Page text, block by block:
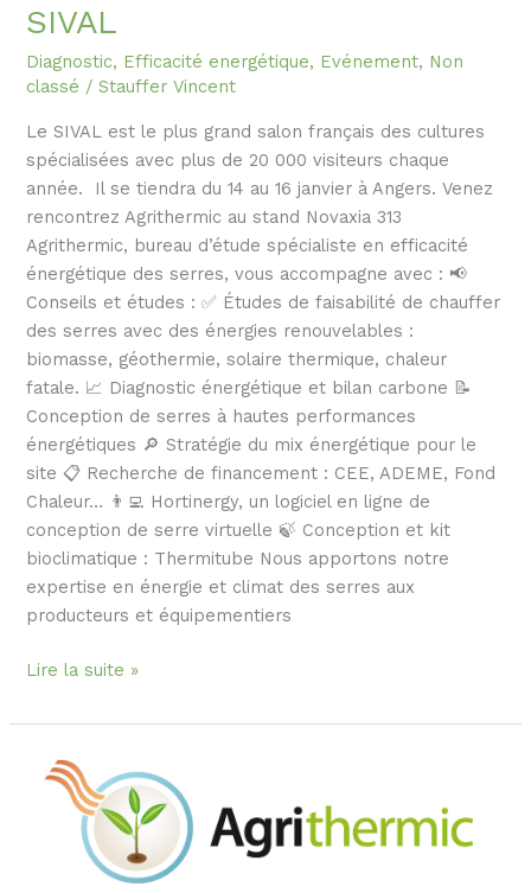
SIVAL
Diagnostic, Efficacité energétique, Evénement, Non
classé /Stauffer Vincent
Le SIVAL est le plus grand salon français des cultures
spécialisées avec plus de 20 000 visiteurs chaque
année. Il se tiendra du 14 au 16 janvier à Angers. Venez
rencontrez Agrithermic au stand Novaxia 313
Agrithermic, bureau d’étude spécialiste en efficacité
énergétique des serres, vous accompagne avec : 📢
Conseils et études : ✅ Études de faisabilité de chauffer
des serres avec des énergies renouvelables :
biomasse, géothermie, solaire thermique, chaleur
fatale. 📈 Diagnostic énergétique et bilan carbone 📝
Conception de serres à hautes performances
énergétiques 🔎 Stratégie du mix énergétique pour le
site 📋 Recherche de financement : CEE, ADEME, Fond
Chaleur… 👨‍💻 Hortinergy, un logiciel en ligne de
conception de serre virtuelle 🍃 Conception et kit
bioclimatique : Thermitube Nous apportons notre
expertise en énergie et climat des serres aux
producteurs et équipementiers
Lire la suite »
Stage :
Etude